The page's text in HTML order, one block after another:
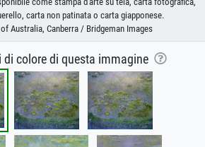
carta non patinata o carta giapponese.
Australia, Canberra / Bridgeman Images
di colore di questa immagine